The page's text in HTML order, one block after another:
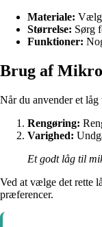
Materiale: Vælg
Størrelse: Sørg
Funktioner:
Brug af
Når du anvender et
Rengøring:
Varighed:
Et godt låg til
Ved at vælge det rette
præferencer.